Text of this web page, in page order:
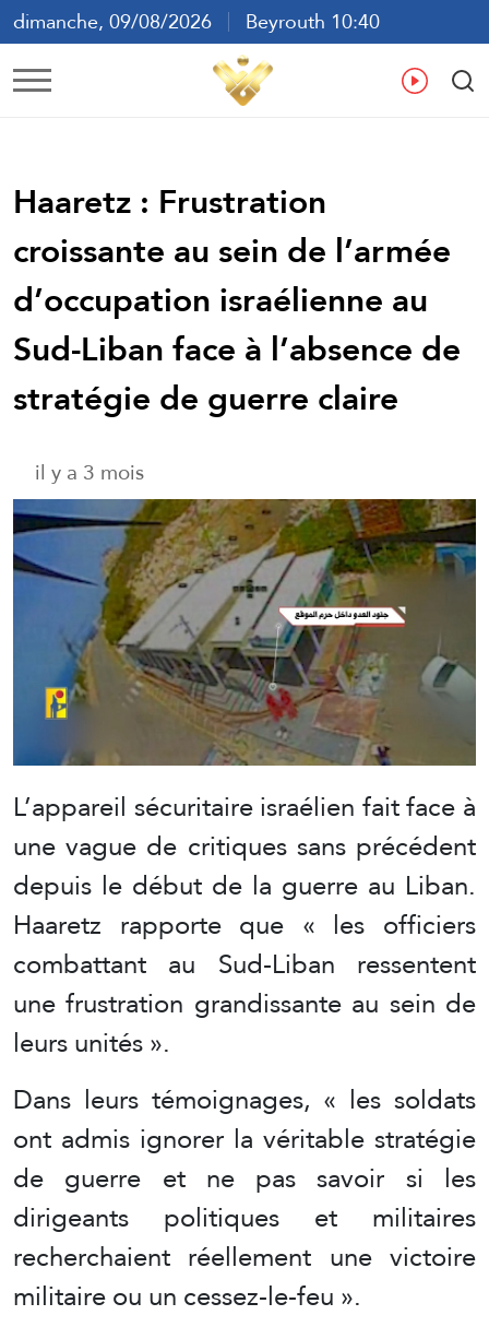
dimanche, 09/08/2026
Beyrouth 10:40
ع
Haaretz : Frustration
croissante au sein de l’armée
d’occupation israélienne au
Sud-Liban face à l’absence de
stratégie de guerre claire
il y a 3 mois
L’appareil sécuritaire israélien fait face à
une vague de critiques sans précédent
depuis le début de la guerre au Liban.
Haaretz rapporte que « les officiers
combattant au Sud-Liban ressentent
une frustration grandissante au sein de
leurs unités ».
Dans leurs témoignages, « les soldats
ont admis ignorer la véritable stratégie
de guerre et ne pas savoir si les
dirigeants politiques et militaires
recherchaient réellement une victoire
militaire ou un cessez-le-feu ».